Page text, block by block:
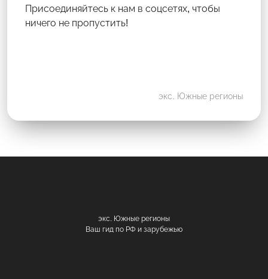
Присоединяйтесь к нам в соцсетях, чтобы
ничего не пропустить!
экс. Южные регионы
экс. Южные регионы
Ваш гид по РФ и зарубежью